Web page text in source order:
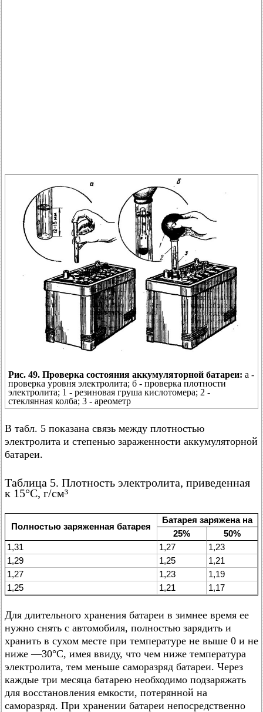
Рис. 49. Проверка состояния аккумуляторной батареи: а -
проверка уровня электролита; б - проверка плотности
электролита; 1 - резиновая груша кислотомера; 2 -
стеклянная колба; 3 - ареометр
В табл. 5 показана связь между плотностью
электролита и степенью зараженности аккумуляторной
батареи.
Таблица 5. Плотность электролита, приведенная
к 15°C, г/см³
Полностью заряженная батарея
Батарея заряжена на
25%
50%
1,31
1,27
1,23
1,29
1,25
1,21
1,27
1,23
1,19
1,25
1,21 1,17
Для длительного хранения батареи в зимнее время ее
нужно снять с автомобиля, полностью зарядить и
хранить в сухом месте при температуре не выше 0 и не
ниже —30°C, имея ввиду, что чем ниже температура
электролита, тем меньше саморазряд батареи. Через
каждые три месяца батарею необходимо подзаряжать
для восстановления емкости, потерянной на
саморазряд. При хранении батареи непосредственно